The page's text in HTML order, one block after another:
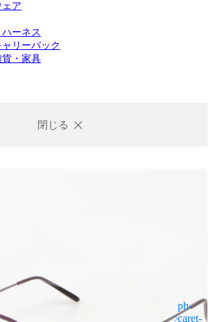
ア
ハーネス
リーバック
・家具
閉じる